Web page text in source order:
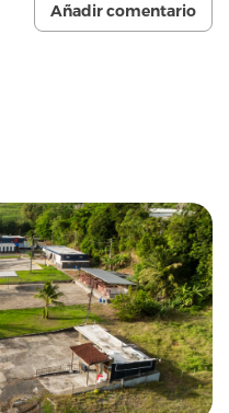
Añadir comentario